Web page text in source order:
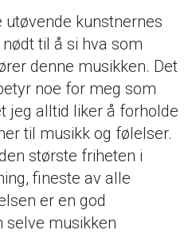
utøvende kunstnernes
til å si hva som
denne musikken. Det
noe for meg som
jeg alltid liker å forholde
til musikk og følelser.
største friheten i
fineste av alle
er en god
selve musikken